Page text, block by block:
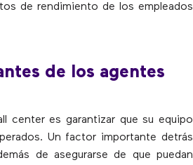
de rendimiento de los empleados
de los agentes
center es garantizar que su equipo
Un factor importante detrás
de asegurarse de que puedan